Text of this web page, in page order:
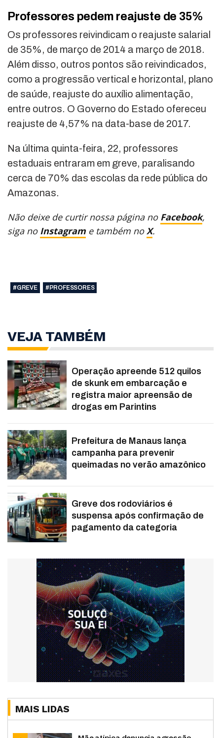
Professores pedem reajuste de 35%
Os professores reivindicam o reajuste salarial
de 35%, de março de 2014 a março de 2018.
Além disso, outros pontos são reivindicados,
como a progressão vertical e horizontal, plano
de saúde, reajuste do auxílio alimentação,
entre outros. O Governo do Estado ofereceu
reajuste de 4,57% na data-base de 2017.
Na última quinta-feira, 22, professores
estaduais entraram em greve, paralisando
cerca de 70% das escolas da rede pública do
Amazonas.
Não deixe de curtir nossa página no Facebook,
siga no Instagram e também noX.
#GREVE #PROFESSORES
VEJA TAMBÉM
Operação apreende 512 quilos
de skunk em embarcação e
registra maior apreensão de
drogas em Parintins
Prefeitura de Manaus lança
campanha para prevenir
queimadas no verão amazônico
Greve dos rodoviários é
suspensa após confirmação de
pagamento da categoria
MAIS LIDAS